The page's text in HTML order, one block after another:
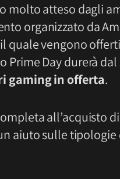
molto atteso dagli
organizzato da
quale vengono
Prime Day durerà dal
gaming in offerta.
all’acquisto
aiuto sulle